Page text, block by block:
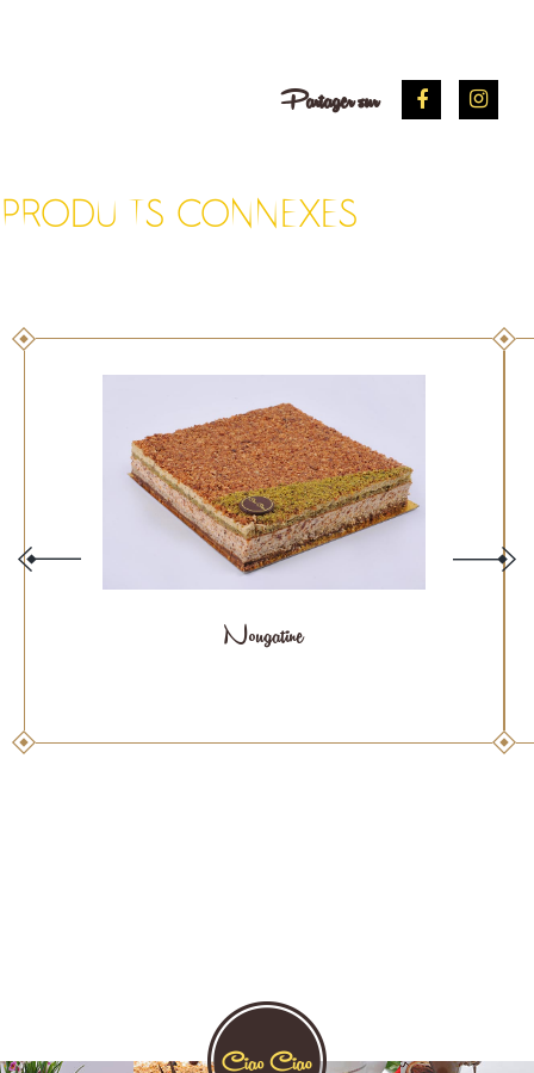
Partager sur
PRODUITS CONNEXES
Nougatine